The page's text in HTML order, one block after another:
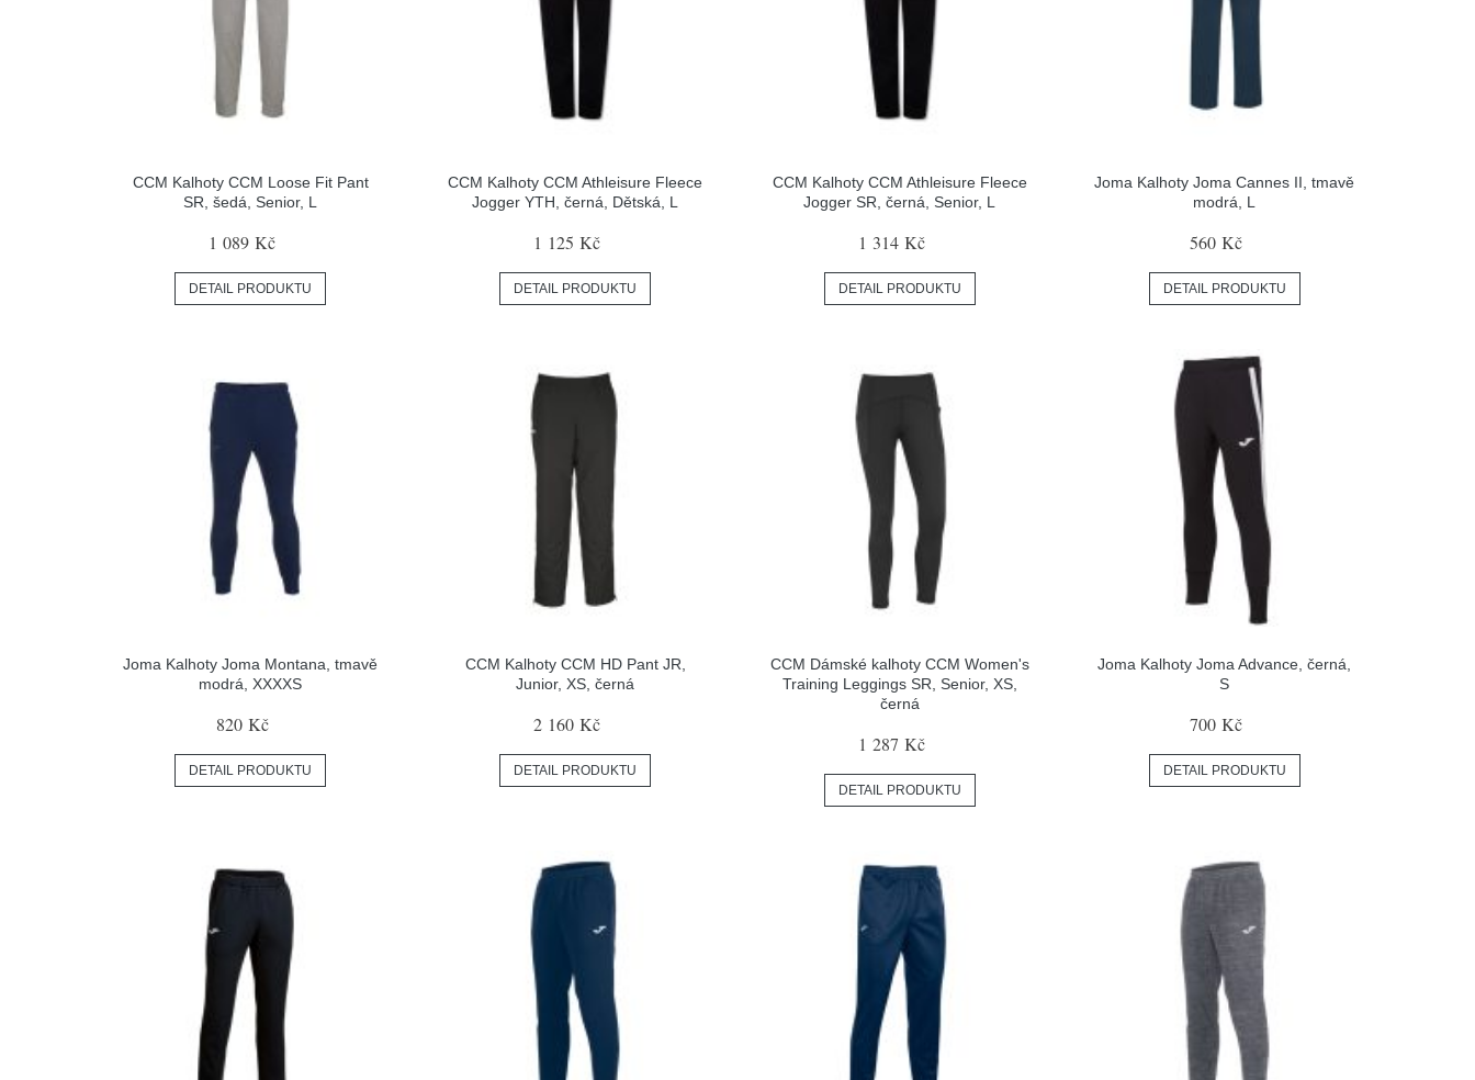
CCM Kalhoty CCM Loose Fit Pant
SR, šedá, Senior, L
1 089 Kč
DETAIL PRODUKTU
CCM Kalhoty CCM Athleisure Fleece
Jogger YTH, černá, Dětská, L
1 125 Kč
DETAIL PRODUKTU
CCM Kalhoty CCM Athleisure Fleece
Jogger SR, černá, Senior, L
1 314 Kč
DETAIL PRODUKTU
Joma Kalhoty Joma Cannes II, tmavě
modrá, L
560 Kč
DETAIL PRODUKTU
Joma Kalhoty Joma Montana, tmavě
modrá, XXXXS
820 Kč
DETAIL PRODUKTU
CCM Kalhoty CCM HD Pant JR,
Junior, XS, černá
2 160 Kč
DETAIL PRODUKTU
CCM Dámské kalhoty CCM Women's
Training Leggings SR, Senior, XS,
černá
1 287 Kč
DETAIL PRODUKTU
Joma Kalhoty Joma Advance, černá,
S
700 Kč
DETAIL PRODUKTU